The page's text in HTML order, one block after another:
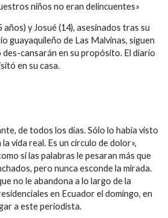
niños no eran delincuentes»
años) y Josué (14), asesinados tras su
guayaquileño de Las Malvinas, siguen
des-cansarán en su propósito. El diario
en su casa.
de todos los días. Sólo lo había visto
la vida real. Es un círculo de dolor»,
si las palabras le pesaran más que
pero nunca esconde la mirada.
no le abandona a lo largo de la
en Ecuador el domingo, en
a este periodista.